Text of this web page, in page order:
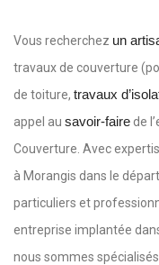
Vous recherchez un
travaux de couverture
de toiture, travaux
appel au savoir-faire de
Couverture. Avec
à Morangis dans le
particuliers et
entreprise implantée
nous sommes